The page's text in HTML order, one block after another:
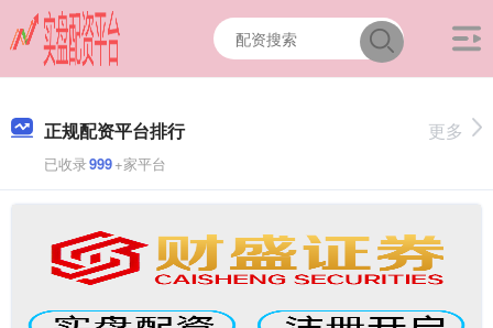
正规配资平台排行
已收录999+家平台
更多